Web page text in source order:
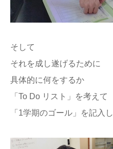
そして
それを成し遂げるために
具体的に何をするか
「To Do リスト」を考えて
「1学期のゴール」を記入